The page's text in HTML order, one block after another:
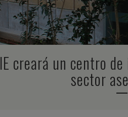
IE creará un centro
sector